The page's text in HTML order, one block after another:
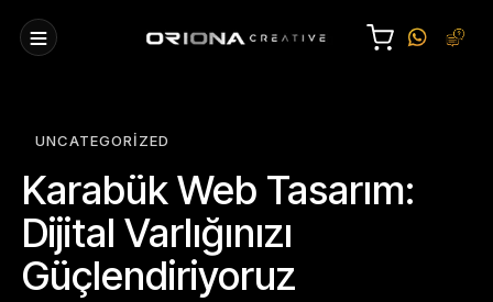
UNCATEGORIZED
Karabük Web Tasarım:
Dijital Varlığınızı
Güçlendiriyoruz